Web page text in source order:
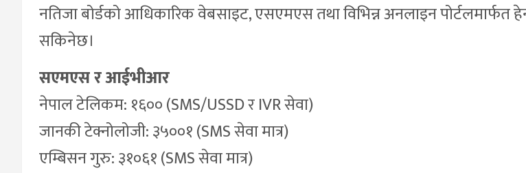
नतिजा बोर्डको आधिकारिक वेबसाइट, एसएमएस तथा विभिन्न अनलाइन पोर्टलमार्फत
सकिनेछ।
सएमएस र आईभीआर
नेपाल टेलिकम: १६०० (SMS/USSD र IVR सेवा)
जानकी टेक्नोलोजी: ३५००१ (SMS सेवा मात्र)
एम्बिसन गुरु: ३१०६१ (SMS सेवा मात्र)